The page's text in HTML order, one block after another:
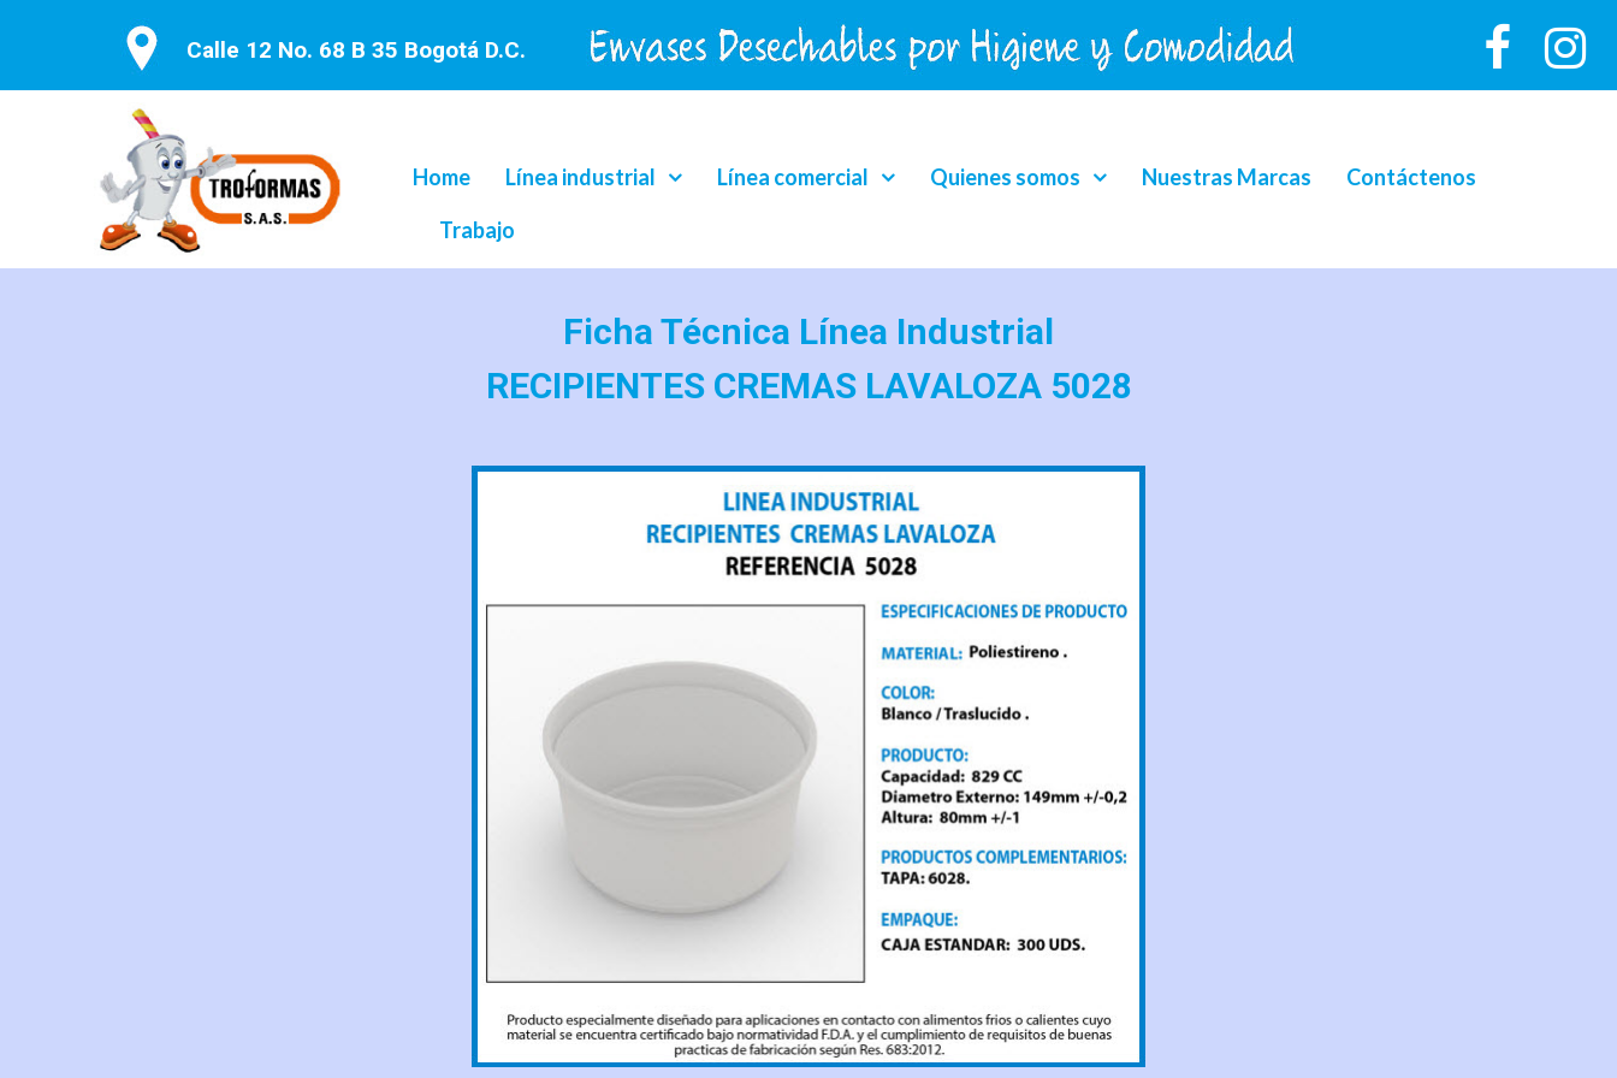
Calle 12 No. 68 B 35 Bogotá D.C.
Home Línea industrial Línea comercial Quienes somos Nuestras Marcas
Contáctenos
Trabajo
Ficha Técnica Línea Industrial
RECIPIENTES CREMAS LAVALOZA 5028